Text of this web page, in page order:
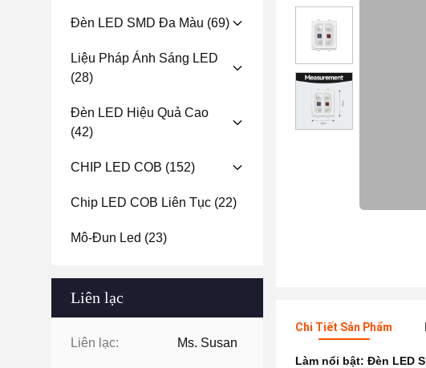
Đèn LED SMD Đa Màu (69)
Liệu Pháp Ánh Sáng LED
(28)
Đèn LED Hiệu Quả Cao
(42)
CHIP LED COB (152)
Chip LED COB Liên Tục (22)
Mô-Đun Led (23)
Liên lạc
Liên lạc: Ms. Susan
Chi Tiết Sản Phẩm
Làm nổi bật: Đèn LED